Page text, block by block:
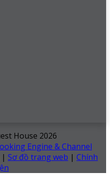
House 2026
Engine & Channel
| Sơ đồ trang web | Chính